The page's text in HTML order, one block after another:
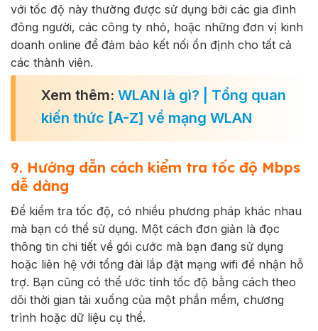
với tốc độ này thường được sử dụng bởi các gia đình
đông người, các công ty nhỏ, hoặc những đơn vị kinh
doanh online để đảm bảo kết nối ổn định cho tất cả
các thành viên.
Xem thêm: WLAN là gì? | Tổng quan
kiến thức [A-Z] về mạng WLAN
9. Hướng dẫn cách kiểm tra tốc độ Mbps
dễ dàng
Để kiểm tra tốc độ, có nhiều phương pháp khác nhau
mà bạn có thể sử dụng. Một cách đơn giản là đọc
thông tin chi tiết về gói cước mà bạn đang sử dụng
hoặc liên hệ với tổng đài lắp đặt mạng wifi để nhận hỗ
trợ. Bạn cũng có thể ước tính tốc độ bằng cách theo
dõi thời gian tải xuống của một phần mềm, chương
trình hoặc dữ liệu cụ thể.